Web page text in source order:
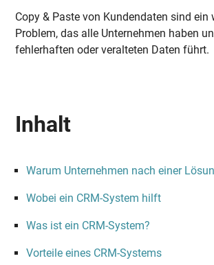
Copy & Paste von Kundendaten sind ein
Problem, das alle Unternehmen haben
fehlerhaften oder veralteten Daten führt.
Inhalt
Warum Unternehmen nach einer
Wobei ein CRM-System hilft
Was ist ein CRM-System?
Vorteile eines CRM-Systems